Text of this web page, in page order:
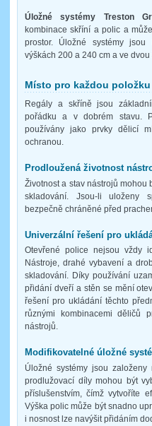
Úložné systémy Treston
kombinace skříní a polic a
prostor. Úložné systémy
výškách 200 a 240 cm a ve dvou
Místo pro každou položku
Regály a skříně jsou
pořádku a v dobrém stavu.
používány jako prvky dělicí
ochranou.
Prodloužená životnost
Životnost a stav nástrojů mohou
skladování. Jsou-li uloženy
bezpečně chráněné před
Univerzální řešení pro
Otevřené police nejsou vždy
Nástroje, drahé vybavení a
skladování. Díky používání
přidání dveří a stěn se mění
řešení pro ukládání těchto
různými kombinacemi děličů
nástrojů.
Modifikovatelné úložné
Úložné systémy jsou
prodlužovací díly mohou být
příslušenstvím, čímž vytvoříte
Výška polic může být snadno
i nosnost lze navýšit přidáním